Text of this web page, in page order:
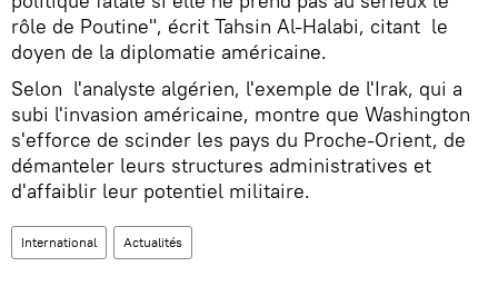
rôle de Poutine", écrit Tahsin Al-Halabi, citant le
doyen de la diplomatie américaine.
Selon l'analyste algérien, l'exemple de l'Irak, qui a
subi l'invasion américaine, montre que Washington
s'efforce de scinder les pays du Proche-Orient, de
démanteler leurs structures administratives et
d'affaiblir leur potentiel militaire.
International Actualités